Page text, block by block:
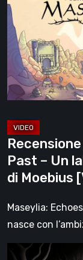
Echoes
of
the
Past
–
Un
verticale
con
l’anima
di
Past – Un
di Moebius
Maseylia:
nasce con